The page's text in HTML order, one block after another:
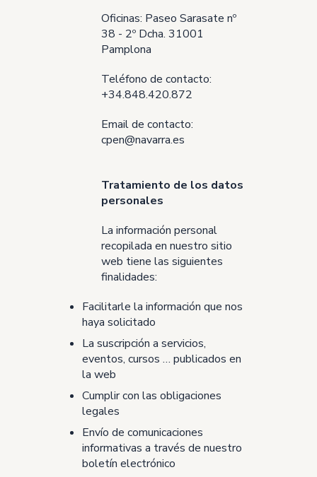
Oficinas: Paseo Sarasate nº
38 - 2º Dcha. 31001
Pamplona
Teléfono de contacto:
+34.848.420.872
Email de contacto:
cpen@navarra.es
Tratamiento de los datos
personales
La información personal
recopilada en nuestro sitio
web tiene las siguientes
finalidades:
Facilitarle la información que nos
haya solicitado
La suscripción a servicios,
eventos, cursos … publicados en
la web
Cumplir con las obligaciones
legales
Envío de comunicaciones
informativas a través de nuestro
boletín electrónico